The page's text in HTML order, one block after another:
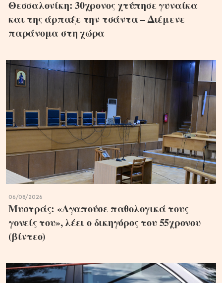
Θεσσαλονίκη: 30χρονος χτύπησε γυναίκα
και της άρπαξε την τσάντα – Διέμενε
παράνομα στη χώρα
06/08/2026
Μυστράς: «Αγαπούσε παθολογικά τους
γονείς του», λέει ο δικηγόρος του 55χρονου
(βίντεο)